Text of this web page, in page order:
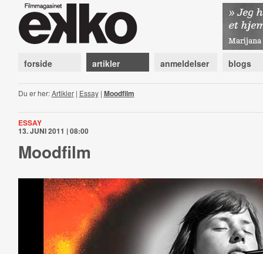
forside artikler anmeldelser blogs
Du er her:Artikler| Essay| Moodfilm
ESSAY
13. JUNI 2011 | 08:00
Moodfilm